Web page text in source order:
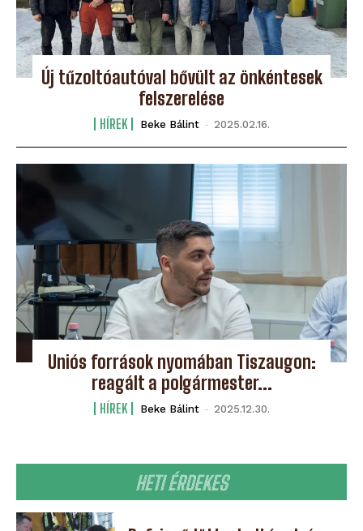
HETI ÉRDEKES
Új tűzoltóautóval bővült az önkéntesek
felszerelése
HÍREK Beke Bálint - 2025.02.16.
Uniós források nyomában Tiszaugon:
reagált a polgármester...
HÍREK Beke Bálint - 2025.12.30.